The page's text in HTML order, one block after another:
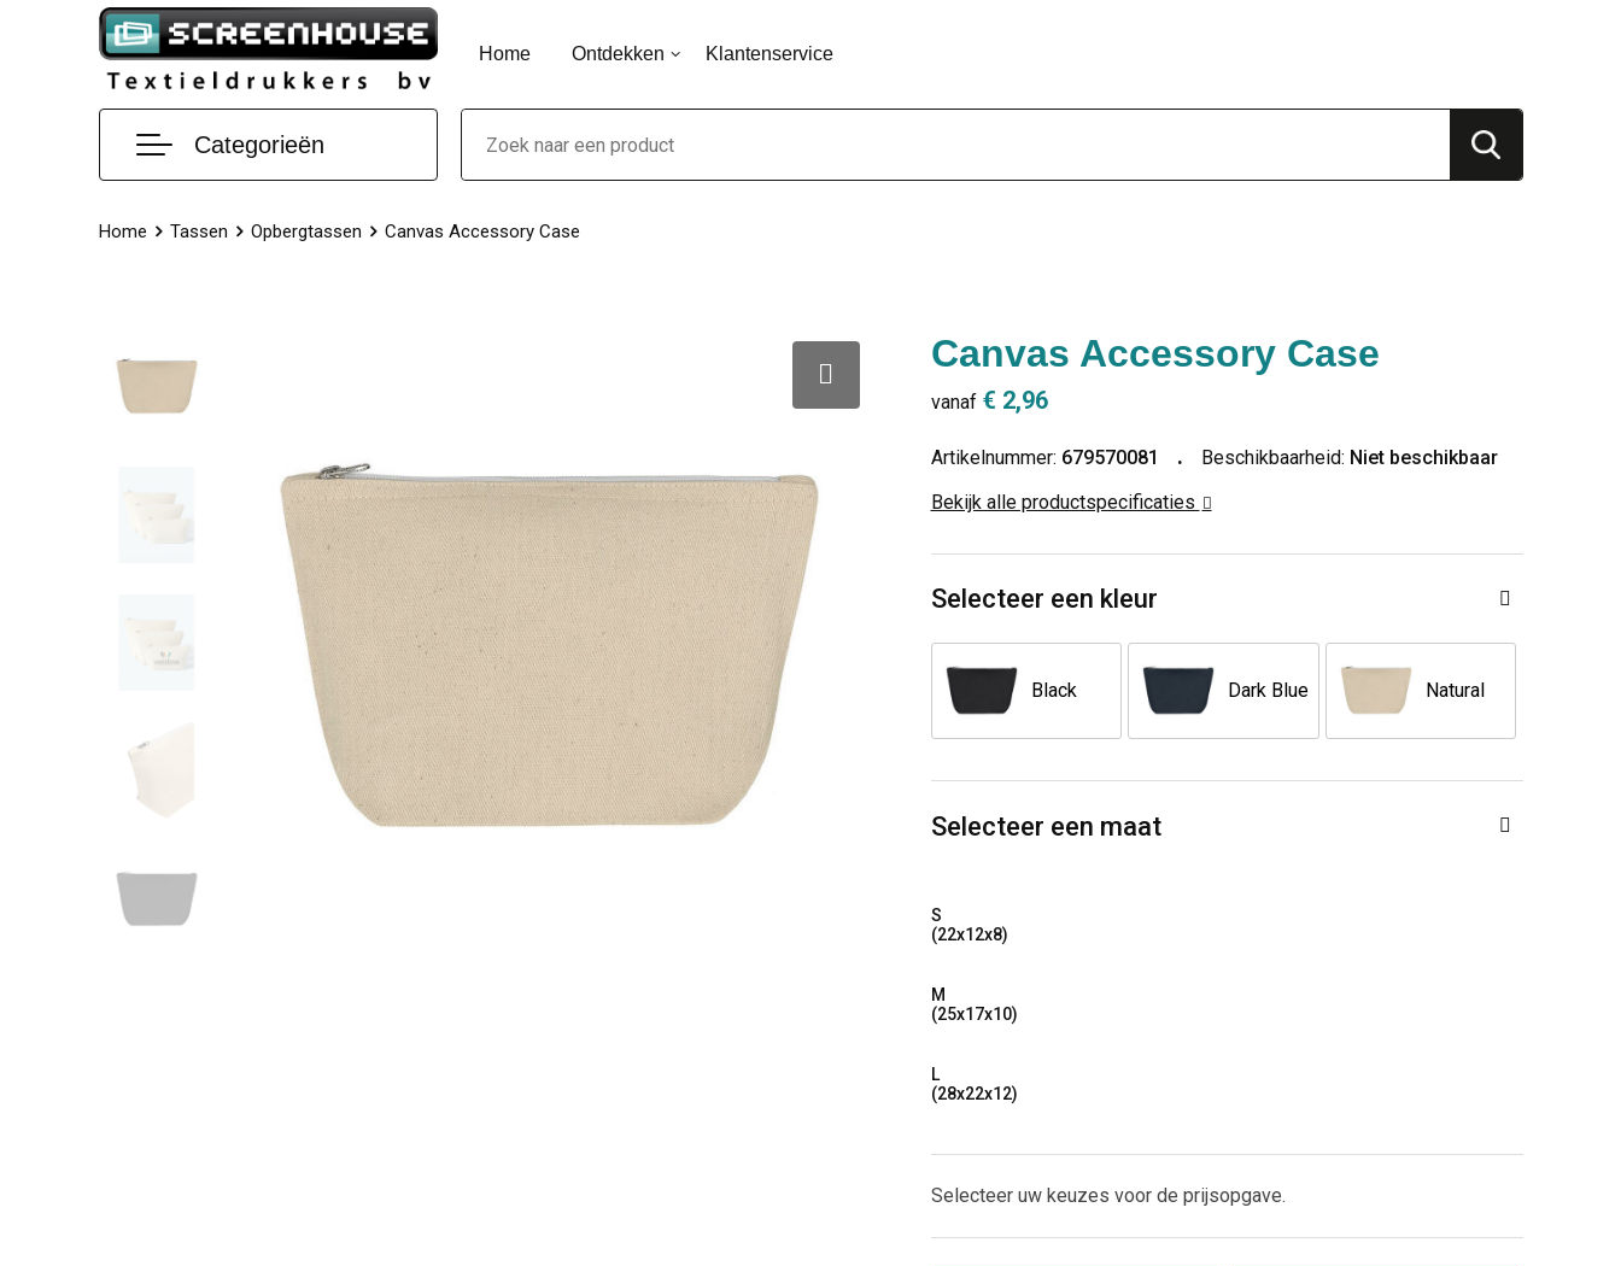
Home Ontdekken Klantenservice
Categorieën
Home Tassen Opbergtassen Canvas Accessory Case
Canvas Accessory Case
vanaf € 2,96
Artikelnummer: 679570081 Beschikbaarheid: Niet beschikbaar
Bekijk alle productspecificaties
Selecteer een kleur
Black Dark Blue Natural
Selecteer een maat
S
(22x12x8)
M
(25x17x10)
L
(28x22x12)
Selecteer uw keuzes voor de prijsopgave.